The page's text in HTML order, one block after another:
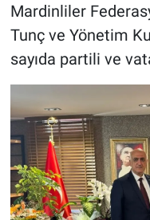
Mardinliler
Tunç ve Yönetim
sayıda partili ve